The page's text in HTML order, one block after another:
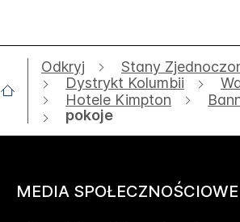
Odkryj
Stany
Dystrykt Kolumbii
Hotele Kimpton
pokoje
MEDIA SPOŁECZNOŚCIOWE